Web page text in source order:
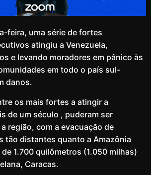
feira, uma série de fortes
atingiu a Venezuela,
e levando moradores em pânico às
em todo o país sul-
danos.
os mais fortes a atingir a
de um século , puderam ser
região, com a evacuação de
tão distantes quanto a Amazônia
1.700 quilômetros (1.050 milhas)
Caracas.